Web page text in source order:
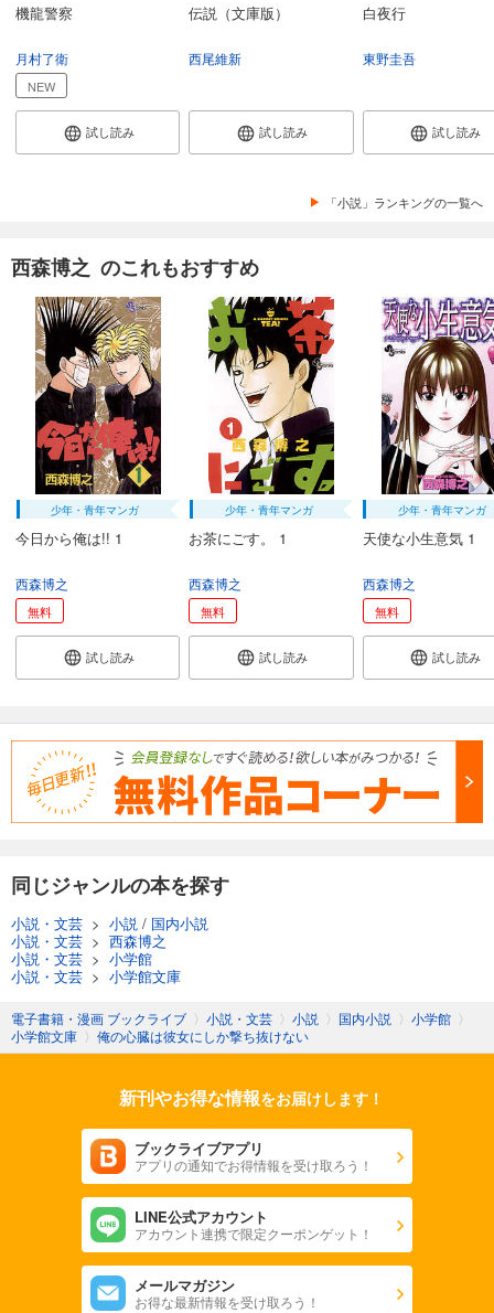
機龍警察
月村了衛
NEW
試し読み
伝説（文庫版）
西尾維新
試し読み
白夜行
東野圭吾
試し読み
「小説」ランキングの一覧へ
西森博之 のこれもおすすめ
少年・青年マンガ
今日から俺は!! 1
西森博之
無料
試し読み
少年・青年マンガ
お茶にごす。 1
西森博之
無料
試し読み
少年・青年マンガ
天使な小生意気 1
西森博之
無料
試し読み
同じジャンルの本を探す
小説・文芸 > 小説 / 国内小説
小説・文芸 > 西森博之
小説・文芸 > 小学館
小説・文芸 > 小学館文庫
電子書籍・漫画 ブックライブ 〉 小説・文芸 〉 小説 〉 国内小説 〉 小学館 〉
小学館文庫 〉 俺の心臓は彼女にしか撃ち抜けない
新刊やお得な情報をお届けします！
ブックライブアプリ
アプリの通知でお得情報を受け取ろう！
LINE公式アカウント
アカウント連携で限定クーポンゲット！
メールマガジン
お得な最新情報を受け取ろう！